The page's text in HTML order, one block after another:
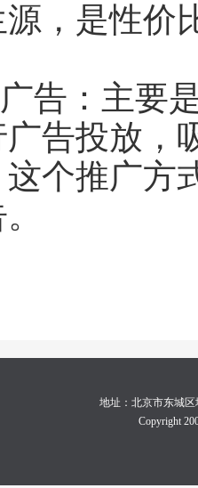
，是性价
告：主要
告投放，
个推广方
地址：北京市东城区
Copyright